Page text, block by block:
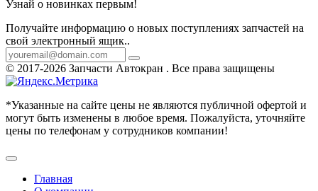
Узнай о новинках первым!
Получайте информацию о новых поступлениях запчастей на
свой электронный ящик..
© 2017-2026 Запчасти Автокран . Все права защищены
*Указанные на сайте цены не являются публичной офертой и
могут быть изменены в любое время. Пожалуйста, уточняйте
цены по телефонам у сотрудников компании!
Главная